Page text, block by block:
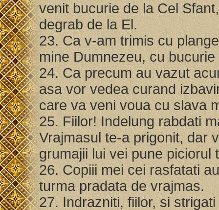
venit bucurie de la Cel
degrab de la El.
23. Ca v-am trimis cu
mine Dumnezeu, cu
24. Ca precum au vazut
asa vor vedea curand
care va veni voua cu slava
25. Fiilor! Indelung rabdati
Vrajmasul te-a prigonit, dar
grumajii lui vei pune piciorul
26. Copiii mei cei rasfatati
turma pradata de vrajmas.
27. Indrazniti, fiilor, si